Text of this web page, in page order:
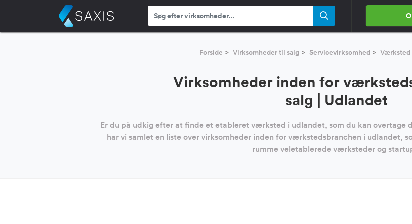
Forside Virksomheder til salg Servicevirksomhed Værksted
Virksomheder inden for
salg | Udlandet
Er du på udkig efter at finde et etableret værksted i udlandet, som du kan overtage
har vi samlet en liste over virksomheder inden for værkstedsbranchen i udlandet,
rumme veletablerede værksteder og